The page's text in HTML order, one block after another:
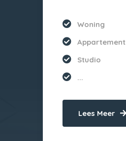
Woning
Appartement
Studio
...
Lees Meer